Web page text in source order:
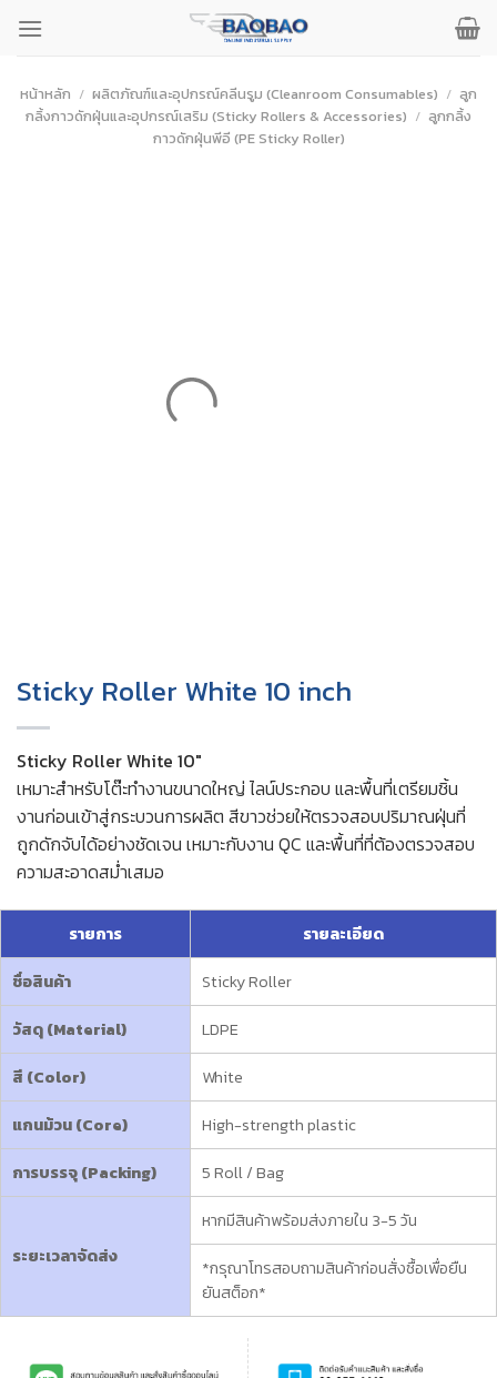
เนื้อหาหน้าหลัก / ผลิตภัณฑ์และอุปกรณ์คลีนรูม (Cleanroom Consumables) / ลูก
กลิ้งกาวดักฝุ่นและอุปกรณ์เสริม (Sticky Rollers & Accessories) / ลูกกลิ้ง
กาวดักฝุ่นพีอี (PE Sticky Roller)
Sticky Roller White 10 inch
Sticky Roller White 10″
เหมาะสำหรับโต๊ะทำงานขนาดใหญ่ ไลน์ประกอบ และพื้นที่เตรียมชิ้น
งานก่อนเข้าสู่กระบวนการผลิต สีขาวช่วยให้ตรวจสอบปริมาณฝุ่นที่
ถูกดักจับได้อย่างชัดเจน เหมาะกับงาน QC และพื้นที่ที่ต้องตรวจสอบ
ความสะอาดสม่ำเสมอ
รายการ
รายละเอียด
ชื่อสินค้า
Sticky Roller
วัสดุ (Material)
LDPE
สี (Color)
White
แกนม้วน (Core)
High-strength plastic
การบรรจุ (Packing)
5 Roll / Bag
ระยะเวลาจัดส่ง
หากมีสินค้าพร้อมส่งภายใน 3-5 วัน
*กรุณาโทรสอบถามสินค้าก่อนสั่งซื้อเพื่อยืน
ยันสต็อก*